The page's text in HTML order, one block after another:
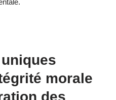
play. Ces actions favorisent
envers les normes éthiques et
dans une
et les coéquipiers
créant un environnement de